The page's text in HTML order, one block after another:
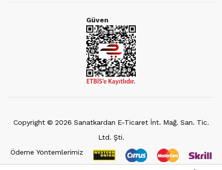
Güven
Copyright © 2026 Sanatkardan E-Ticaret İnt. Mağ. San. Tic.
Ltd. Şti.
Ödeme Yöntemlerimiz